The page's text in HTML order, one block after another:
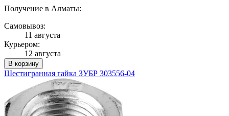
Получение в Алматы:
Самовывоз:
11 августа
Курьером:
12 августа
В корзину
Шестигранная гайка ЗУБР 303556-04